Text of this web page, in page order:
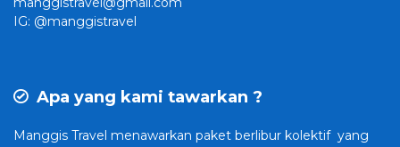
IG: @manggistravel
Apa yang kami tawarkan ?
Manggis Travel menawarkan paket berlibur kolektif yang